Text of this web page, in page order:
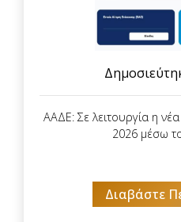
ΑΑΔΕ: Σε λειτουργία η
2026 μέσω
Διαβάστε